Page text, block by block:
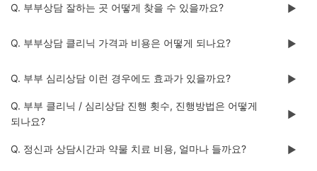
Q. 부부상담 잘하는 곳 어떻게 찾을 수 있을까요? ▶️
Q. 부부상담 클리닉 가격과 비용은 어떻게 되나요? ▶️
Q. 부부 심리상담 이런 경우에도 효과가 있을까요? ▶️
Q. 부부 클리닉 / 심리상담 진행 횟수, 진행방법은 어떻게
되나요?
▶️
Q. 정신과 상담시간과 약물 치료 비용, 얼마나 들까요? ▶️